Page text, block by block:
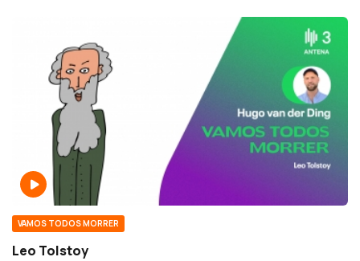
VAMOS TODOS MORRER
Leo Tolstoy